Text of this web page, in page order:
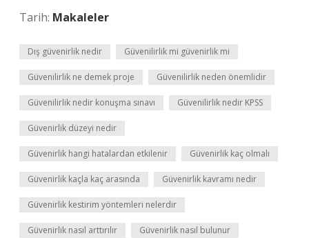
Tarih: Makaleler
Dış güvenirlik nedir Güvenilirlik mi güvenirlik mi
Güvenilirlik ne demek proje Güvenilirlik neden önemlidir
Güvenilirlik nedir konuşma sınavı Güvenilirlik nedir KPSS
Güvenirlik düzeyi nedir
Güvenirlik hangi hatalardan etkilenir Güvenirlik kaç olmalı
Güvenirlik kaçla kaç arasında Güvenirlik kavramı nedir
Güvenirlik kestirim yöntemleri nelerdir
Güvenirlik nasıl arttırılır Güvenirlik nasıl bulunur